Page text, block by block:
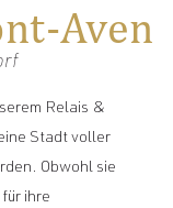
Aven
Relais &
Stadt voller
Obwohl sie
ihre